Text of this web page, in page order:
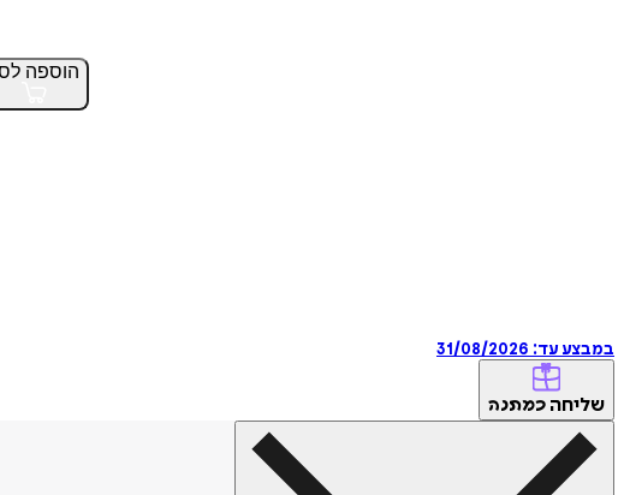
הוספה
במבצע עד: 31/08/2026
שליחה כמתנה